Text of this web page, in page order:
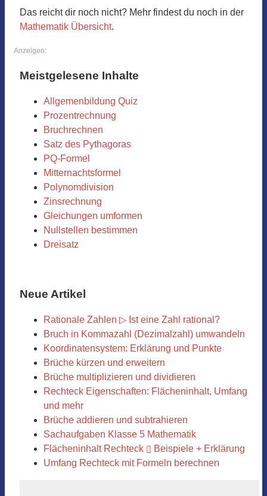
Das reicht dir noch nicht? Mehr findest du noch in der
Mathematik Übersicht.
Anzeigen:
Meistgelesene Inhalte
Allgemenbildung Quiz
Prozentrechnung
Bruchrechnen
Satz des Pythagoras
PQ-Formel
Mitternachtsformel
Polynomdivision
Zinsrechnung
Gleichungen umformen
Nullstellen bestimmen
Dreisatz
Neue Artikel
Rationale Zahlen ▷ Ist eine Zahl rational?
Bruch in Kommazahl (Dezimalzahl) umwandeln
Koordinatensystem: Erklärung und Punkte
Brüche kürzen und erweitern
Brüche multiplizieren und dividieren
Rechteck Eigenschaften: Flächeninhalt, Umfang
und mehr
Brüche addieren und subtrahieren
Sachaufgaben Klasse 5 Mathematik
Flächeninhalt Rechteck ▯ Beispiele + Erklärung
Umfang Rechteck mit Formeln berechnen